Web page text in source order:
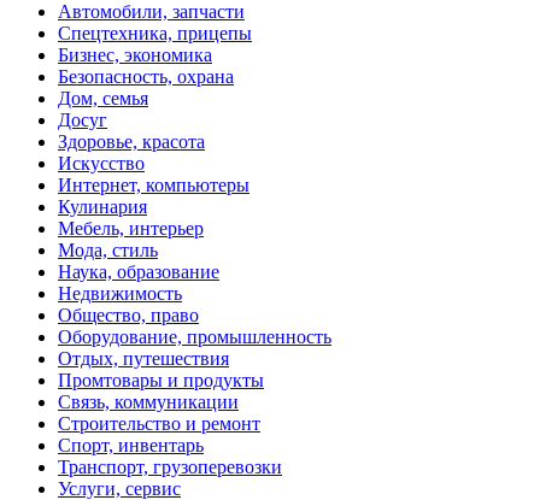
Автомобили, запчасти
Спецтехника, прицепы
Бизнес, экономика
Безопасность, охрана
Дом, семья
Досуг
Здоровье, красота
Искусство
Интернет, компьютеры
Кулинария
Мебель, интерьер
Мода, стиль
Наука, образование
Недвижимость
Общество, право
Оборудование, промышленность
Отдых, путешествия
Промтовары и продукты
Связь, коммуникации
Строительство и ремонт
Спорт, инвентарь
Транспорт, грузоперевозки
Услуги, сервис